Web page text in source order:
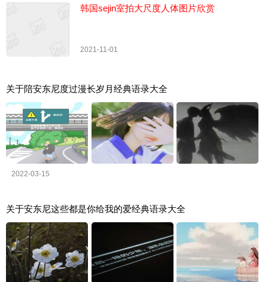
韩国sejin室拍大尺度人体图片欣赏
2021-11-01
关于陪安东尼度过漫长岁月经典语录大全
2022-03-15
关于安东尼这些都是你给我的爱经典语录大全